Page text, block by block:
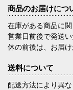
商品のお届けにつ
在庫がある商品に
営業日前後で発送
休の前後は、お届け
送料について
配送方法により異な